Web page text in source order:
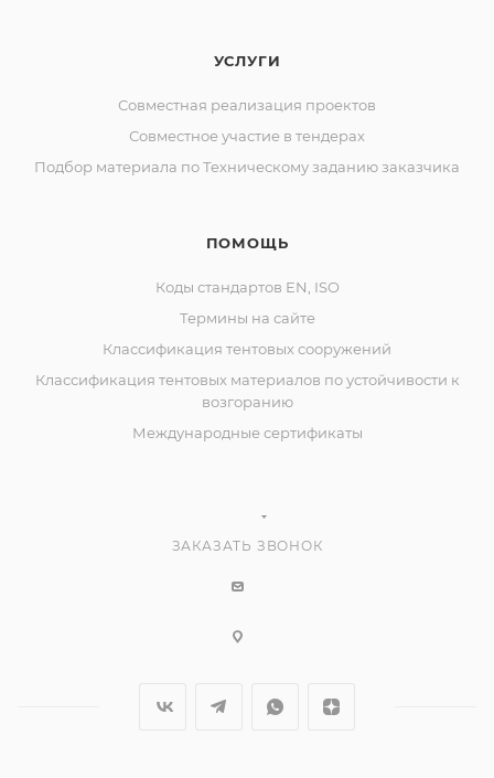
УСЛУГИ
Совместная реализация проектов
Совместное участие в тендерах
Подбор материала по Техническому заданию заказчика
ПОМОЩЬ
Коды стандартов EN, ISO
Термины на сайте
Классификация тентовых сооружений
Классификация тентовых материалов по устойчивости к
возгоранию
Международные сертификаты
ЗАКАЗАТЬ ЗВОНОК